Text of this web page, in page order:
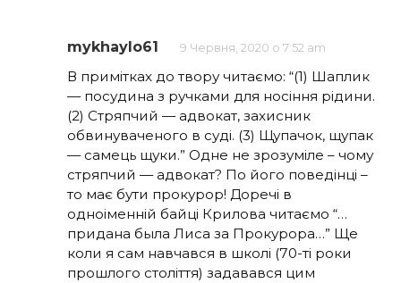
mykhaylo61 9 Червня, 2020 о 7:52 am
В примітках до твору читаємо: “(1) Шаплик
— посудина з ручками для носіння рідини.
(2) Стряпчий — адвокат, захисник
обвинуваченого в суді. (3) Щупачок, щупак
— самець щуки.” Одне не зрозуміле – чому
стряпчий — адвокат? По його поведінці –
то має бути прокурор! Доречі в
одноіменній байці Крилова читаємо “…
придана была Лиса за Прокурора…” Ще
коли я сам навчався в школі (70-ті роки
прошлого століття) задавався цим